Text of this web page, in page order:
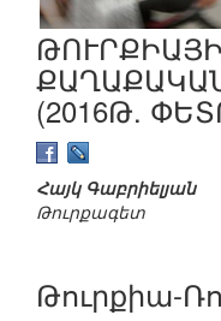
(2016Թ.
Հայկ Գաբրիելյան
Թուրքագետ
Թուրքիա-